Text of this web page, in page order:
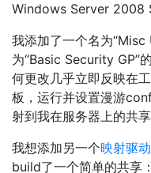
Windows Server 2008
我添加了一个名为“Misc
为“Basic Security GP”
何更改几乎立即反映在
板，运行并设置漫游
射到我在服务器上的共享
我想添加另一个映射驱
build了一个简单的共享：